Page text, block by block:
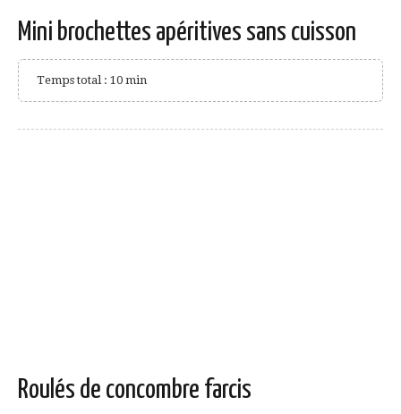
Mini brochettes apéritives sans cuisson
Temps total : 10 min
Roulés de concombre farcis